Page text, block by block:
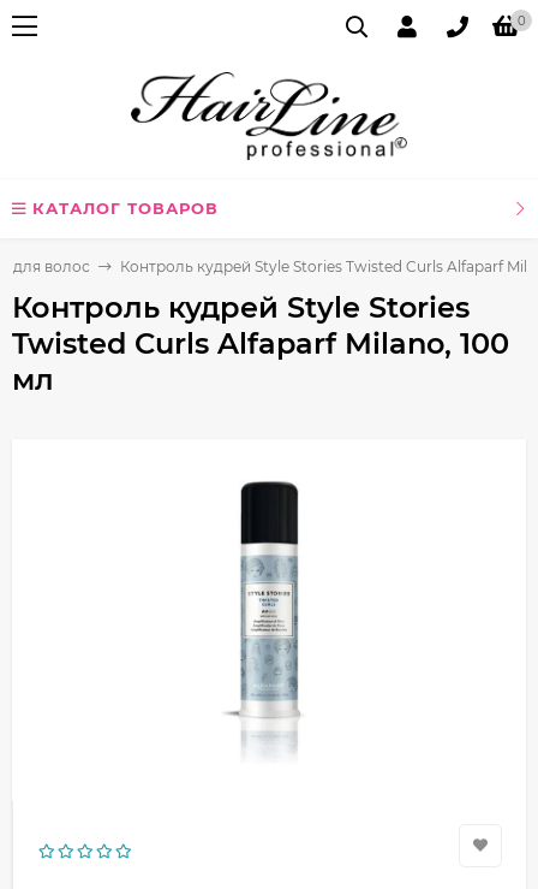
0
КАТАЛОГ ТОВАРОВ
для волос Контроль кудрей Style Stories Twisted Curls Alfaparf
Контроль кудрей Style Stories
Twisted Curls Alfaparf Milano, 100
мл